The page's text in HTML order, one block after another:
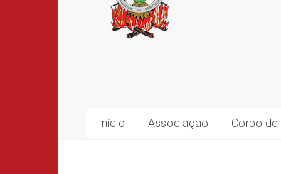
Início Associação Corpo